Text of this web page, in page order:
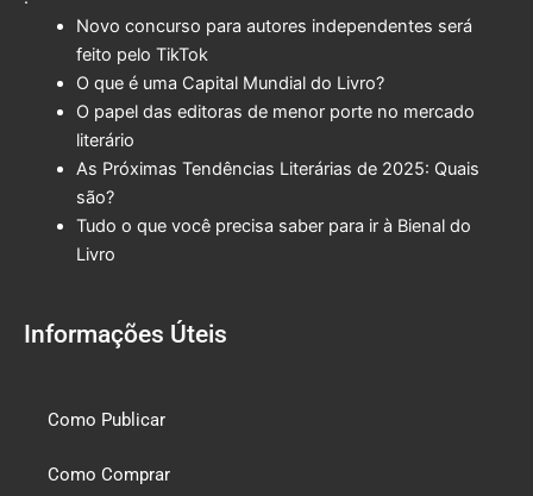
Novo concurso para autores independentes será
feito pelo TikTok
O que é uma Capital Mundial do Livro?
O papel das editoras de menor porte no mercado
literário
As Próximas Tendências Literárias de 2025: Quais
são?
Tudo o que você precisa saber para ir à Bienal do
Livro
Informações Úteis
Como Publicar
Como Comprar